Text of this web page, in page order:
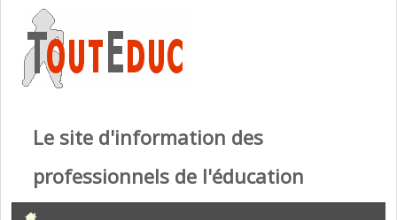
Le site d'information des
professionnels de l'éducation